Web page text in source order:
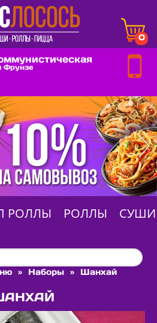
0
Фрунзе
РОЛЛЫ РОЛЛЫ СУШИ
» Наборы » Шанхай